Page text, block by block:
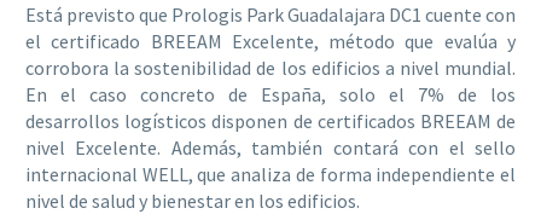
Está previsto que Prologis Park Guadalajara DC1 cuente con
el certificado BREEAM Excelente, método que evalúa y
corrobora la sostenibilidad de los edificios a nivel mundial.
En el caso concreto de España, solo el 7% de los
desarrollos logísticos disponen de certificados BREEAM de
nivel Excelente. Además, también contará con el sello
internacional WELL, que analiza de forma independiente el
nivel de salud y bienestar en los edificios.